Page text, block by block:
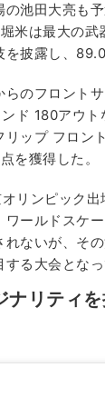
池田大亮も
米は最大の武
披露し、
のフロント
ド 180アウト
ップ フロン
を獲得した。
リンピック出
ールドスケ
ないが、そ
る大会となっ
ナリティ